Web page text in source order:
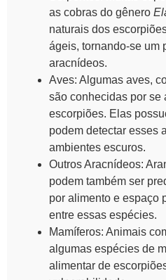
as cobras do gênero
naturais dos
ágeis, tornando-se um
aracnídeos.
Aves: Algumas aves,
são conhecidas por se
escorpiões. Elas
podem detectar esses
ambientes escuros.
Outros Aracnídeos:
podem também ser
por alimento e espaço
entre essas espécies.
Mamíferos: Animais
algumas espécies de
alimentar de